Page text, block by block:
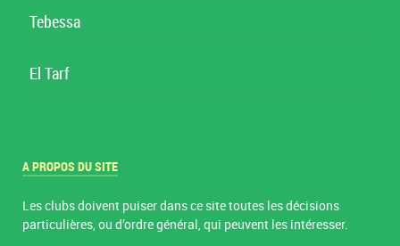
Tebessa
El Tarf
A PROPOS DU SITE
Les clubs doivent puiser dans ce site toutes les décisions
particulières, ou d’ordre général, qui peuvent les intéresser.